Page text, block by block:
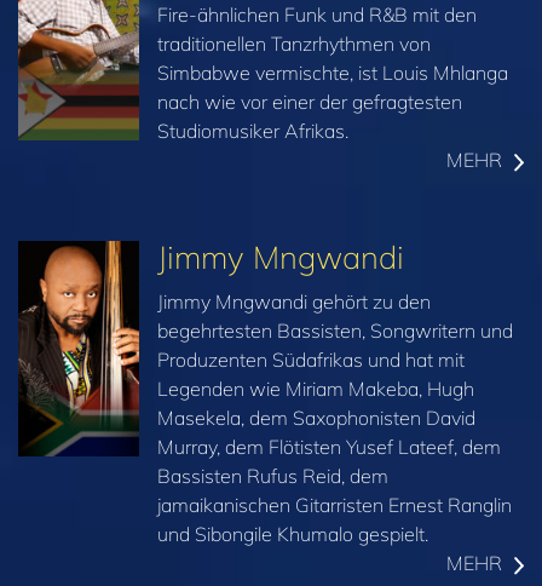
Fire-ähnlichen Funk und R&B mit den
traditionellen Tanzrhythmen von
Simbabwe vermischte, ist Louis Mhlanga
nach wie vor einer der gefragtesten
Studiomusiker Afrikas.
MEHR
Jimmy Mngwandi
Jimmy Mngwandi gehört zu den
begehrtesten Bassisten, Songwritern und
Produzenten Südafrikas und hat mit
Legenden wie Miriam Makeba, Hugh
Masekela, dem Saxophonisten David
Murray, dem Flötisten Yusef Lateef, dem
Bassisten Rufus Reid, dem
jamaikanischen Gitarristen Ernest Ranglin
und Sibongile Khumalo gespielt.
MEHR